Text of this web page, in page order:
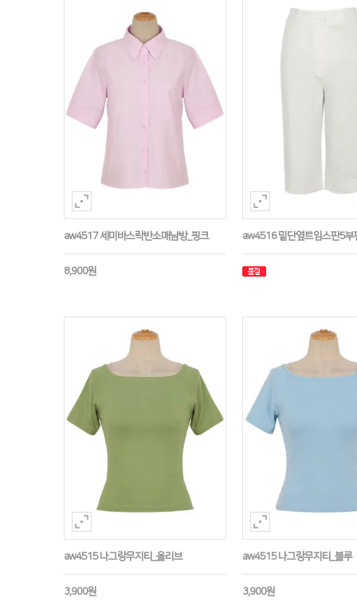
aw4517 세미바스락반소매남방_핑크
8,900원
aw4516 밑단옆트임스판5부
aw4515 나그랑무지티_올리브
3,900원
aw4515 나그랑무지티_블루
3,900원